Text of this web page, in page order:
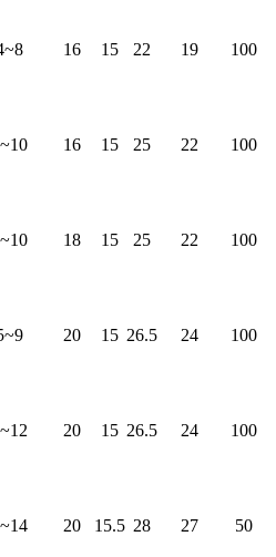
16 15 22 19 100
16 15 25 22 100
18 15 25 22 100
20 15 26.5 24 100
20 15 26.5 24 100
20 15.5 28 27 50